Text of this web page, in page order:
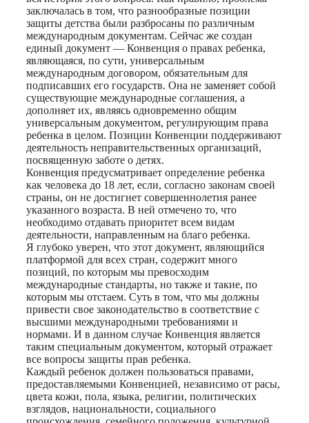
заключалась в том, что разнообразные позиции
защиты детства были разбросаны по различным
международным документам. Сейчас же создан
единый документ — Конвенция о правах ребенка,
являющаяся, по сути, универсальным
международным договором, обязательным для
подписавших его государств. Она не заменяет собой
существующие международные соглашения, а
дополняет их, являясь одновременно общим
универсальным документом, регулирующим права
ребенка в целом. Позиции Конвенции поддерживают
деятельность неправительственных организаций,
посвященную заботе о детях.
Конвенция предусматривает определение ребенка
как человека до 18 лет, если, согласно законам своей
страны, он не достигнет совершеннолетия ранее
указанного возраста. В ней отмечено то, что
необходимо отдавать приоритет всем видам
деятельности, направленным на благо ребенка.
Я глубоко уверен, что этот документ, являющийся
платформой для всех стран, содержит много
позиций, по которым мы превосходим
международные стандарты, но также и такие, по
которым мы отстаем. Суть в том, что мы должны
привести свое законодательство в соответствие с
высшими международными требованиями и
нормами. И в данном случае Конвенция является
таким специальным документом, который отражает
все вопросы защиты прав ребенка.
Каждый ребенок должен пользоваться правами,
предоставляемыми Конвенцией, независимо от расы,
цвета кожи, пола, языка, религии, политических
взглядов, национальности, социального